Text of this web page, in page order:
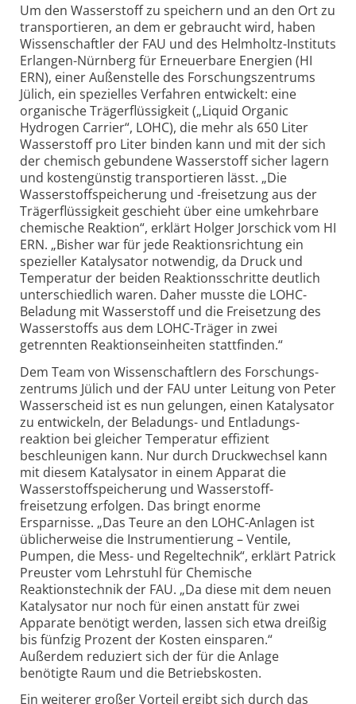
Um den Wasserstoff zu speichern und an den Ort zu
transportieren, an dem er gebraucht wird, haben
Wissenschaftler der FAU und des Helmholtz-Instituts
Erlangen-Nürnberg für Erneuerbare Energien (HI
ERN), einer Außenstelle des Forschungs­zentrums
Jülich, ein spezielles Verfahren entwickelt: eine
organische Träger­flüssigkeit („Liquid Organic
Hydrogen Carrier“, LOHC), die mehr als 650 Liter
Wasserstoff pro Liter binden kann und mit der sich
der chemisch gebundene Wasserstoff sicher lagern
und kostengünstig transportieren lässt. „Die
Wasserstoff­speicherung und -freisetzung aus der
Träger­flüssigkeit geschieht über eine umkehrbare
chemische Reaktion“, erklärt Holger Jorschick vom HI
ERN. „Bisher war für jede Reaktionsrichtung ein
spezieller Katalysator notwendig, da Druck und
Temperatur der beiden Reaktions­schritte deutlich
unterschiedlich waren. Daher musste die LOHC-
Beladung mit Wasserstoff und die Freisetzung des
Wasserstoffs aus dem LOHC-Träger in zwei
getrennten Reaktions­einheiten stattfinden.“
Dem Team von Wissenschaftlern des Forschungs­
zentrums Jülich und der FAU unter Leitung von Peter
Wasserscheid ist es nun gelungen, einen Katalysator
zu entwickeln, der Beladungs- und Entladungs­
reaktion bei gleicher Temperatur effizient
beschleunigen kann. Nur durch Druckwechsel kann
mit diesem Katalysator in einem Apparat die
Wasserstoff­speicherung und Wasserstoff­
freisetzung erfolgen. Das bringt enorme
Ersparnisse. „Das Teure an den LOHC-Anlagen ist
üblicherweise die Instrumentierung – Ventile,
Pumpen, die Mess- und Regel­technik“, erklärt Patrick
Preuster vom Lehrstuhl für Chemische
Reaktionstechnik der FAU. „Da diese mit dem neuen
Katalysator nur noch für einen anstatt für zwei
Apparate benötigt werden, lassen sich etwa dreißig
bis fünfzig Prozent der Kosten einsparen.“
Außerdem reduziert sich der für die Anlage
benötigte Raum und die Betriebskosten.
Ein weiterer großer Vorteil ergibt sich durch das